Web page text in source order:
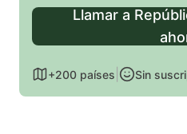
Llamar a
+200 países Sin